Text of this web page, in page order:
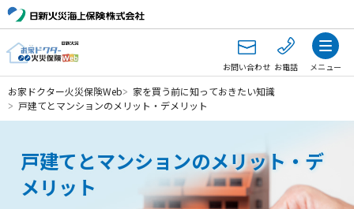
お問い合わせ お電話 メニュー
お家ドクター火災保険Web
家を買う前に知っておきたい知識
戸建てとマンションのメリット・デメリット
戸建てとマンションのメリット・デ
メリット